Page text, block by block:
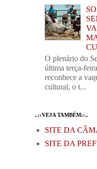
O plenário do
última terça-
reconhece a
cultural, o t...
..::VEJA TAMBÉM::..
SITE DA
SITE DA